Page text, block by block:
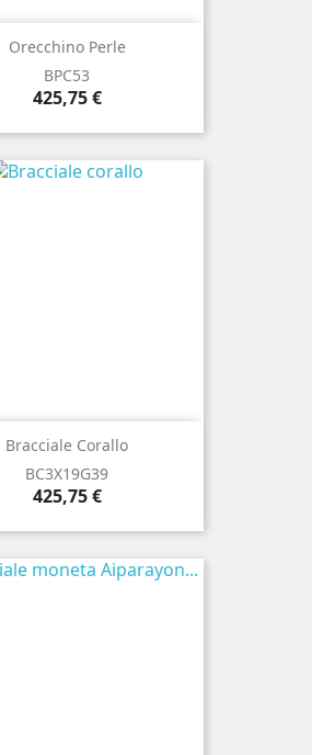
Orecchino Perle
BPC53
Prezzo
425,75 €
Bracciale Corallo
BC3X19G39
Prezzo
425,75 €